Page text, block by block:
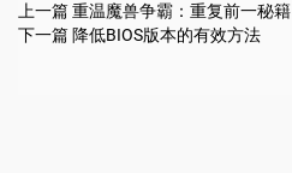
上一篇重温魔兽争霸：重复前一秘籍
下一篇 降低BIOS版本的有效方法